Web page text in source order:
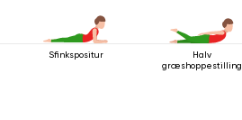
Sfinkspositur
Halv
græshoppestilling